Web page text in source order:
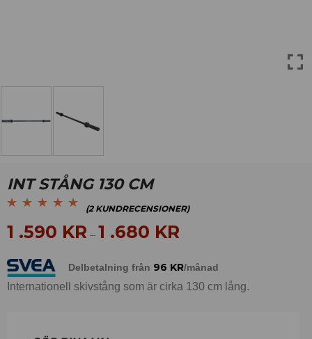
INT STÅNG 130 CM
5 baserat på
kundrecensioner
(2KUNDRECENSIONER)
1 .590 KR – 1 .680 KR
Delbetalning från 96 KR/månad
Internationell skivstång som är cirka 130 cm lång.